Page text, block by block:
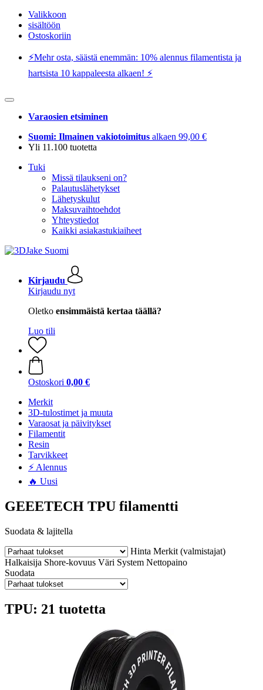
Valikkoon
sisältöön
Ostoskoriin
⚡️Mehr osta, säästä enemmän: 10% alennus filamentista ja
hartsista 10 kappaleesta alkaen! ⚡️
Varaosien etsiminen
Suomi: Ilmainen vakiotoimitus alkaen 99,00 €
Yli 11.100 tuotetta
Tuki
Missä tilaukseni on?
Palautuslähetykset
Lähetyskulut
Maksuvaihtoehdot
Yhteystiedot
Kaikki asiakastukiaiheet
Kirjaudu
Kirjaudu nyt
Oletko ensimmäistä kertaa täällä?
Luo tili
Ostoskori 0,00 €
Merkit
3D-tulostimet ja muuta
Varaosat ja päivitykset
Filamentit
Resin
Tarvikkeet
⚡ Alennus
🔥 Uusi
GEEETECH TPU filamentti
Suodata & lajitella
Hinta Merkit (valmistajat)
Halkaisija Shore-kovuus Väri System Nettopaino
Suodata
TPU: 21 tuotetta